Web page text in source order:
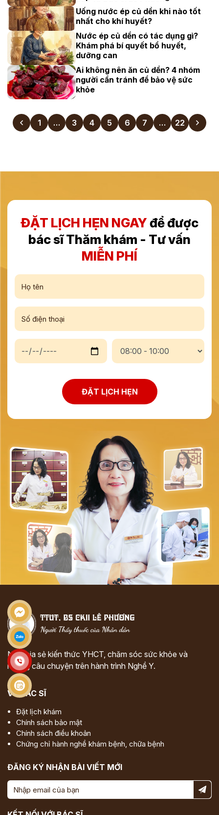
Uống nước ép củ dền khi nào tốt
nhất cho khí huyết?
Nước ép củ dền có tác dụng gì?
Khám phá bí quyết bổ huyết,
dưỡng can
Ai không nên ăn củ dền? 4 nhóm
người cần tránh để bảo vệ sức
khỏe
1 … 3 4 5 6 7 … 22
ĐẶT LỊCH HẸN NGAYđể được
bác sĩ Thăm khám - Tư vấn
MIỄN PHÍ
ĐẶT LỊCH HẸN
Nơi chia sẻ kiến thức YHCT, chăm sóc sức khỏe và
những câu chuyện trên hành trình Nghề Y.
VỀ BÁC SĨ
Đặt lịch khám
Chính sách bảo mật
Chính sách điều khoản
Chứng chỉ hành nghề khám bệnh, chữa bệnh
ĐĂNG KÝ NHẬN BÀI VIẾT MỚI